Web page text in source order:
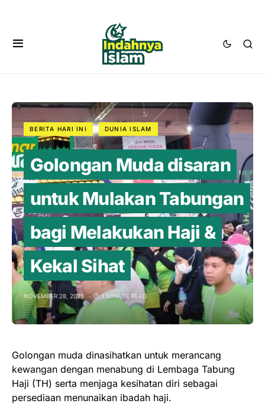
BERITA HARI INI DUNIA ISLAM
Golongan Muda disaran
untuk Mulakan Tabungan
bagi Melakukan Haji &
Kekal Sihat
NOVEMBER 28, 2025 1 MINUTE READ
Golongan muda dinasihatkan untuk merancang
kewangan dengan menabung di Lembaga Tabung
Haji (TH) serta menjaga kesihatan diri sebagai
persediaan menunaikan ibadah haji.